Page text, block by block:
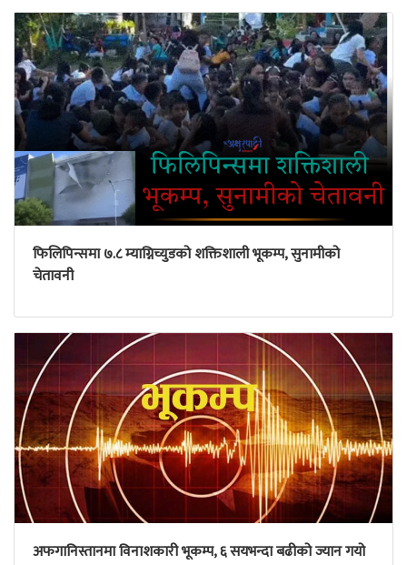
फिलिपिन्समा ७.८ म्याग्निच्युडको शक्तिशाली भूकम्प, सुनामीको
चेतावनी
अफगानिस्तानमा विनाशकारी भूकम्प, ६ सयभन्दा बढीको ज्यान गयो